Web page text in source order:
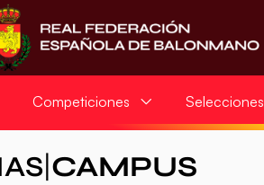
Competiciones Selecciones
CAMPUS